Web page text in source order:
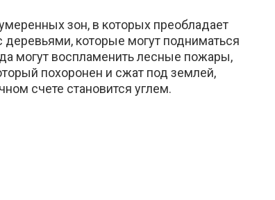
зон, в которых преобладает
которые могут подниматься
могут воспламенить лесные пожары,
похоронен и сжат под землей,
счете становится углем.